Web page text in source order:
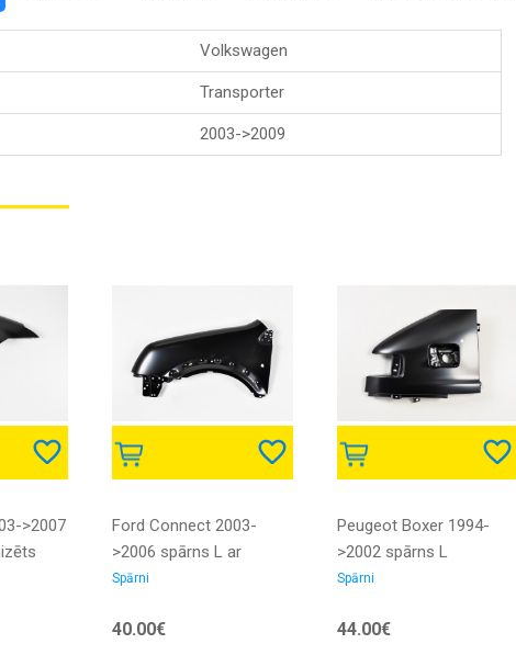
Volkswagen
Transporter
2003->2009
>2007
Ford Connect 2003-
>2006 spārns L ar
pagrieziena caurumu
Spārni
40.00€
Peugeot Boxer 1994-
>2002 spārns L
Spārni
44.00€